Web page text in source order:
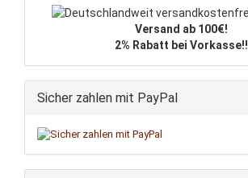
Versand ab 100€!
2% Rabatt bei Vorkasse!!
Sicher zahlen mit PayPal